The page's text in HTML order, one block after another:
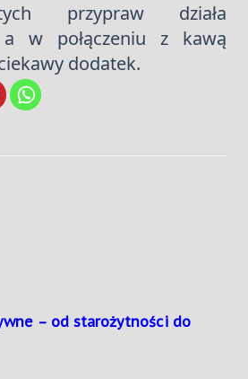
przypraw działa
a w połączeniu z kawą
dodatek.
– od starożytności do